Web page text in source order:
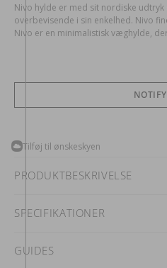
Nivo hylde er med sit nordiske
overbevisende i sin enkelhed. Nivo
Nivo er en minimalistisk væghylde,
Tilføj til ønskeskyen
PRODUKTBESKRIVELSE
SPECIFIKATIONER
GUIDES